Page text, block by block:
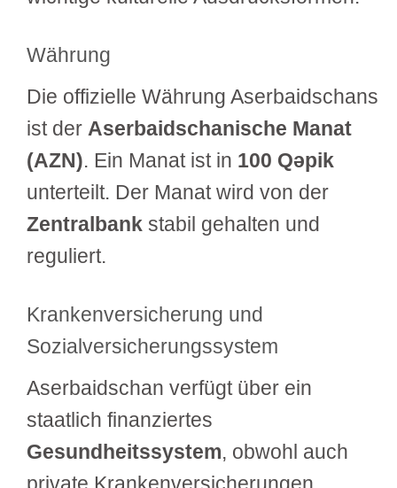
Währung
Die offizielle Währung Aserbaidschans
ist der Aserbaidschanische Manat
(AZN). Ein Manat ist in 100 Qəpik
unterteilt. Der Manat wird von der
Zentralbank stabil gehalten und
reguliert.
Krankenversicherung und
Sozialversicherungssystem
Aserbaidschan verfügt über ein
staatlich finanziertes
Gesundheitssystem, obwohl auch